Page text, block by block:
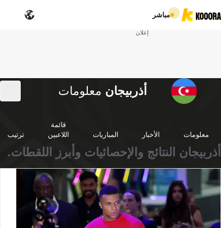
مباشر
إعلان
أذربيجان معلومات
معلومات الأخبار المباريات
قائمة
اللاعبين
ترتيب
أذربيجان النتائج والإحصائيات وأبرز اللقطات.